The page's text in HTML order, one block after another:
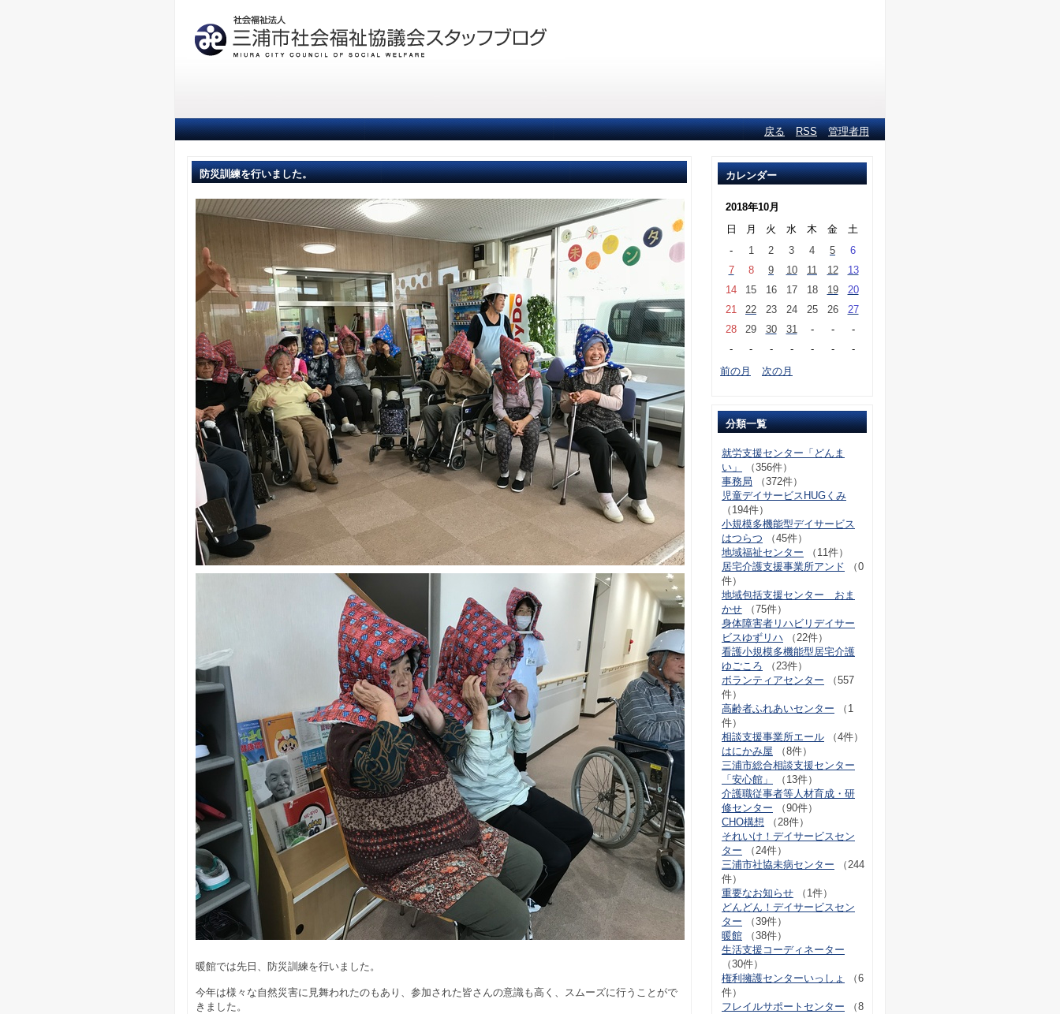
戻る RSS 管理者用
防災訓練を行いました。
暖館では先日、防災訓練を行いました。
今年は様々な自然災害に見舞われたのもあり、参加された皆さんの意識も高く、スムーズに行うことがで
きました。
カレンダー
2018年10月
日
月 火 水 木 金
土
-
1 2 3 4 5
6
7
8 9 10 11 12
13
14
15 16 17 18 19
20
21
22 23 24 25 26
27
28
29 30 31 - -
-
-
- - - - -
-
前の月
次の月
分類一覧
就労支援センター「どんま
い」
（356件）
事務局 （372件）
児童デイサービスHUGくみ
（194件）
小規模多機能型デイサービス
はつらつ （45件）
地域福祉センター （11件）
居宅介護支援事業所アンド （0
件）
地域包括支援センター おま
かせ （75件）
身体障害者リハビリデイサー
ビスゆずリハ （22件）
看護小規模多機能型居宅介護
ゆごころ （23件）
ボランティアセンター （557
件）
高齢者ふれあいセンター （1
件）
相談支援事業所エール （4件）
はにかみ屋 （8件）
三浦市総合相談支援センター
「安心館」
（13件）
介護職従事者等人材育成・研
修センター （90件）
CHO構想 （28件）
それいけ！デイサービスセン
ター （24件）
三浦市社協未病センター （244
件）
重要なお知らせ （1件）
どんどん！デイサービスセン
ター （39件）
暖館 （38件）
生活支援コーディネーター
（30件）
権利擁護センターいっしょ
（6
件）
フレイルサポートセンター （8